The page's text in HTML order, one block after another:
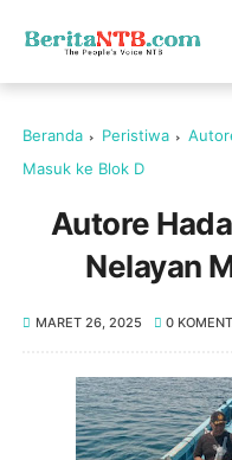
Beranda Peristiwa
Masuk ke Blok D
Autore
Nelayan
MARET 26, 2025 0